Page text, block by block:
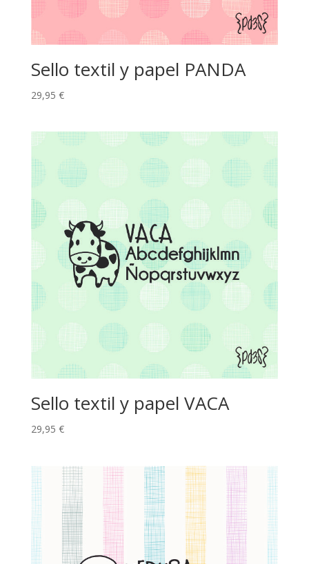
Sello textil y papel PANDA
29,95 €
Sello textil y papel VACA
29,95 €